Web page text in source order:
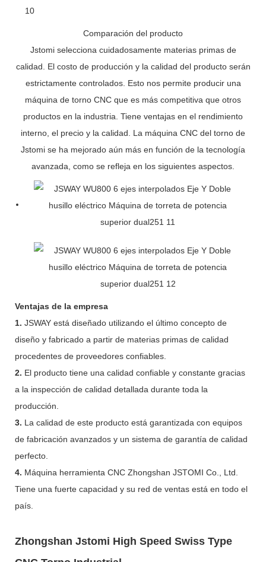
Comparación del producto
Jstomi selecciona cuidadosamente materias primas de
calidad. El costo de producción y la calidad del producto serán
estrictamente controlados. Esto nos permite producir una
máquina de torno CNC que es más competitiva que otros
productos en la industria. Tiene ventajas en el rendimiento
interno, el precio y la calidad. La máquina CNC del torno de
Jstomi se ha mejorado aún más en función de la tecnología
avanzada, como se refleja en los siguientes aspectos.
Ventajas de la empresa
1. JSWAY está diseñado utilizando el último concepto de
diseño y fabricado a partir de materias primas de calidad
procedentes de proveedores confiables.
2. El producto tiene una calidad confiable y constante gracias
a la inspección de calidad detallada durante toda la
producción.
3. La calidad de este producto está garantizada con equipos
de fabricación avanzados y un sistema de garantía de calidad
perfecto.
4. Máquina herramienta CNC Zhongshan JSTOMI Co., Ltd.
Tiene una fuerte capacidad y su red de ventas está en todo el
país.
Zhongshan Jstomi High Speed ​​Swiss Type